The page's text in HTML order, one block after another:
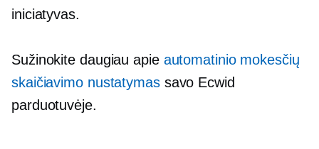
iniciatyvas.
Sužinokite daugiau apie automatinio mokesčių
skaičiavimo nustatymassavo Ecwid
parduotuvėje.